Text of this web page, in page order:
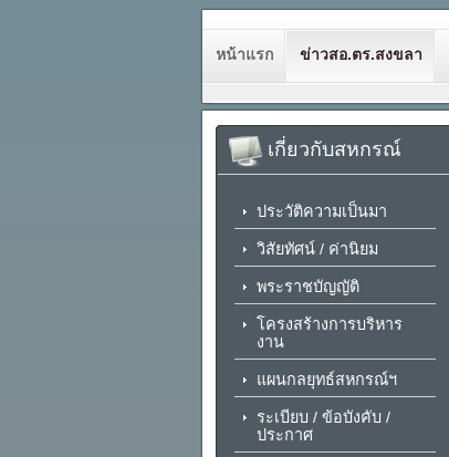
หน้าแรก ข่าวสอ.ตร.สงขลา
เกี่ยวกับสหกรณ์
ประวัติความเป็นมา
วิสัยทัศน์ / ค่านิยม
พระราชบัญญัติ
โครงสร้างการบริหาร
งาน
แผนกลยุทธ์สหกรณ์ฯ
ระเบียบ / ข้อบังคับ /
ประกาศ